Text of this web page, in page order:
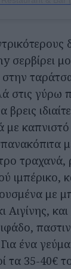
σερβίρει
στην
γύρω
καπνιστό
τραχανά,
ιμπέρικο,
με
Αιγίνης,
ένα
τα 35-40€